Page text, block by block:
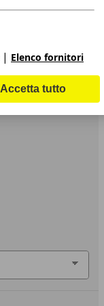
| Elenco fornitori
Accetta tutto